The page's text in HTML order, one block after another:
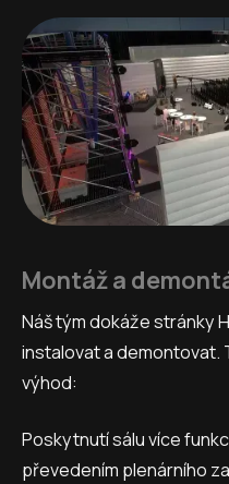
Montáž a
Náš tým dokáže stránky
instalovat a demontovat.
výhod:
Poskytnutí sálu více
převedením plenárního